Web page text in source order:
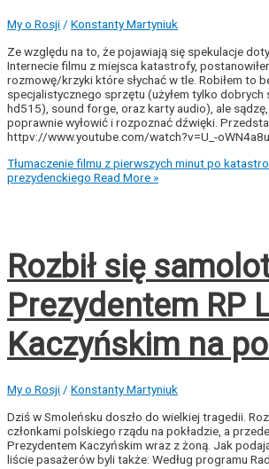
My o Rosji / Konstanty Martyniuk
Ze względu na to, że pojawiają się spekulacje
Internecie filmu z miejsca katastrofy,
rozmowę/krzyki które słychać w tle. Robiłem to
specjalistycznego sprzętu (użyłem tylko dobrych
hd515), sound forge, oraz karty audio), ale sądzę,
poprawnie wyłowić i rozpoznać dźwięki.
httpv://www.youtube.com/watch?v=U_-
Tłumaczenie filmu z pierwszych minut po
prezydenckiego Read More »
Rozbił się
Prezydentem RP
Kaczyńskim na
My o Rosji / Konstanty Martyniuk
Dziś w Smoleńsku doszło do wielkiej tragedii.
członkami polskiego rządu na pokładzie, a
Prezydentem Kaczyńskim wraz z żoną. Jak
liście pasażerów byli także: Według programu